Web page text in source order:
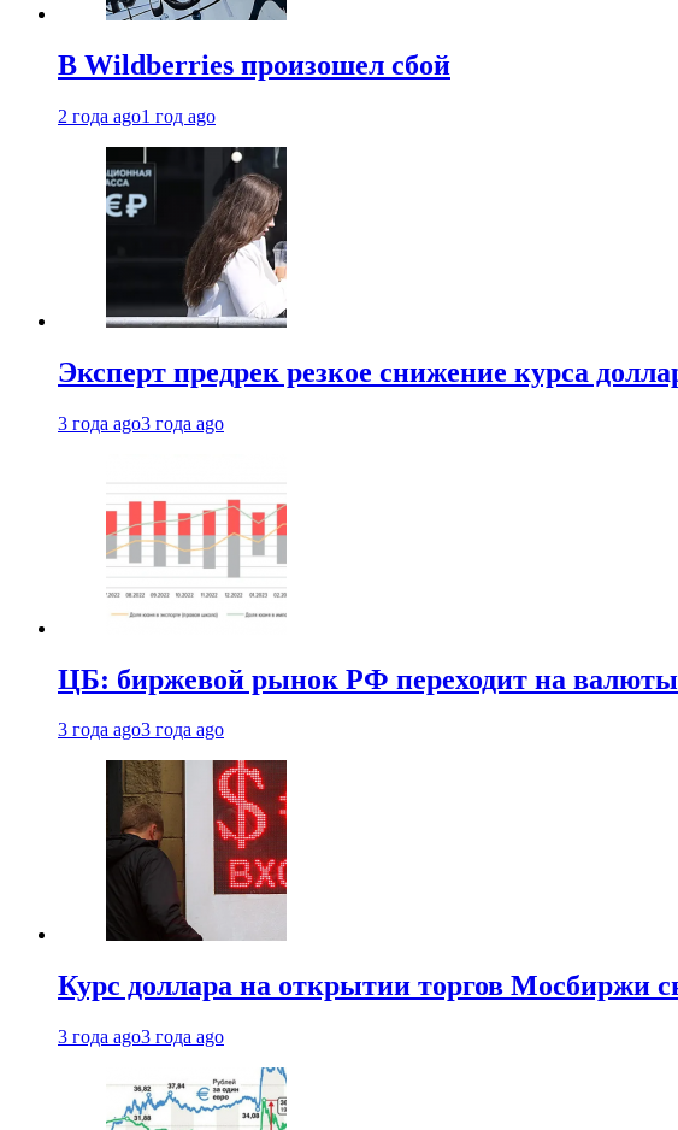
В Wildberries произошел сбой
2 года ago1 год ago
Эксперт предрек резкое снижение курса
3 года ago3 года ago
ЦБ: биржевой рынок РФ переходит на
3 года ago3 года ago
Курс доллара на открытии торгов Мосбиржи
3 года ago3 года ago